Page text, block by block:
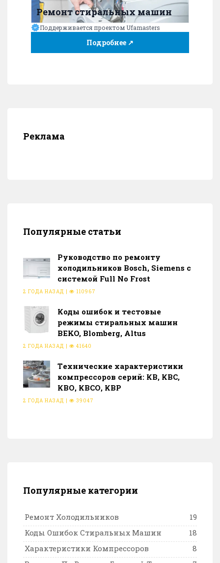
Ремонт стиральных машин
Поддерживается проектом Ufamasters
Подробнее ↗
Реклама
Популярные статьи
Руководство по ремонту
холодильников Bosch, Siemens с
системой Full No Frost
2 ГОДА НАЗАД | 110967
Коды ошибок и тестовые
режимы стиральных машин
BEKO, Blomberg, Altus
2 ГОДА НАЗАД | 41640
Тeхнические характеристики
компрессоров серий: КВ, КВС,
КВО, КВСО, КВР
2 ГОДА НАЗАД | 39047
Популярные категории
Ремонт Холодильников
19
Коды Ошибок Стиральных Машин
18
Характеристики Компрессоров
8